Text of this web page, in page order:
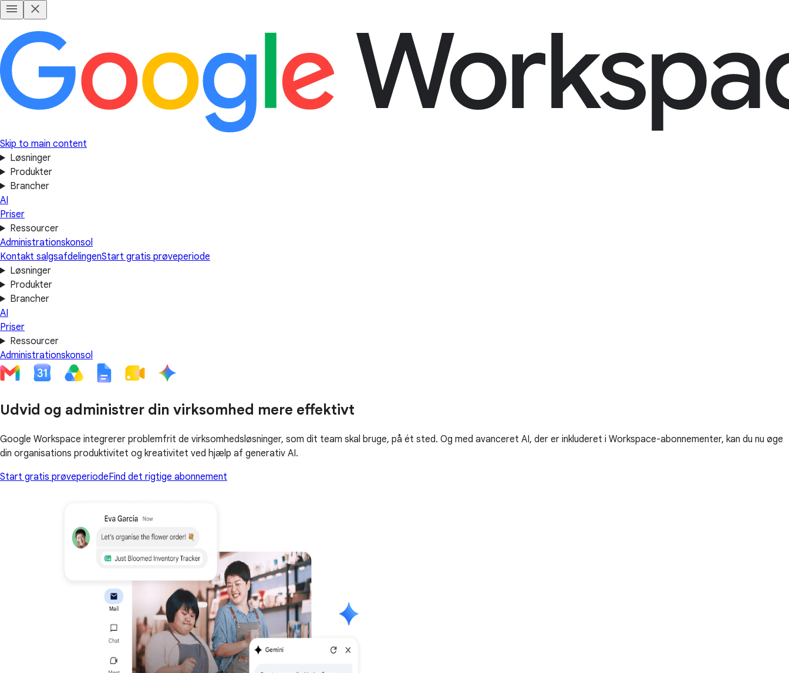
Skip to main content
Løsninger
Produkter
Brancher
AI
Priser
Ressourcer
Administrationskonsol
Kontakt salgsafdelingenStart gratis prøveperiode
Løsninger
Produkter
Brancher
AI
Priser
Ressourcer
Administrationskonsol
Udvid og administrer din virksomhed mere effektivt
Google Workspace integrerer problemfrit de virksomhedsløsninger, som dit team skal bruge, på ét sted. Og med avanceret AI, der er inkluderet i Workspace-abonnementer, kan du nu øge
din organisations produktivitet og kreativitet ved hjælp af generativ AI.
Start gratis prøveperiodeFind det rigtige abonnement